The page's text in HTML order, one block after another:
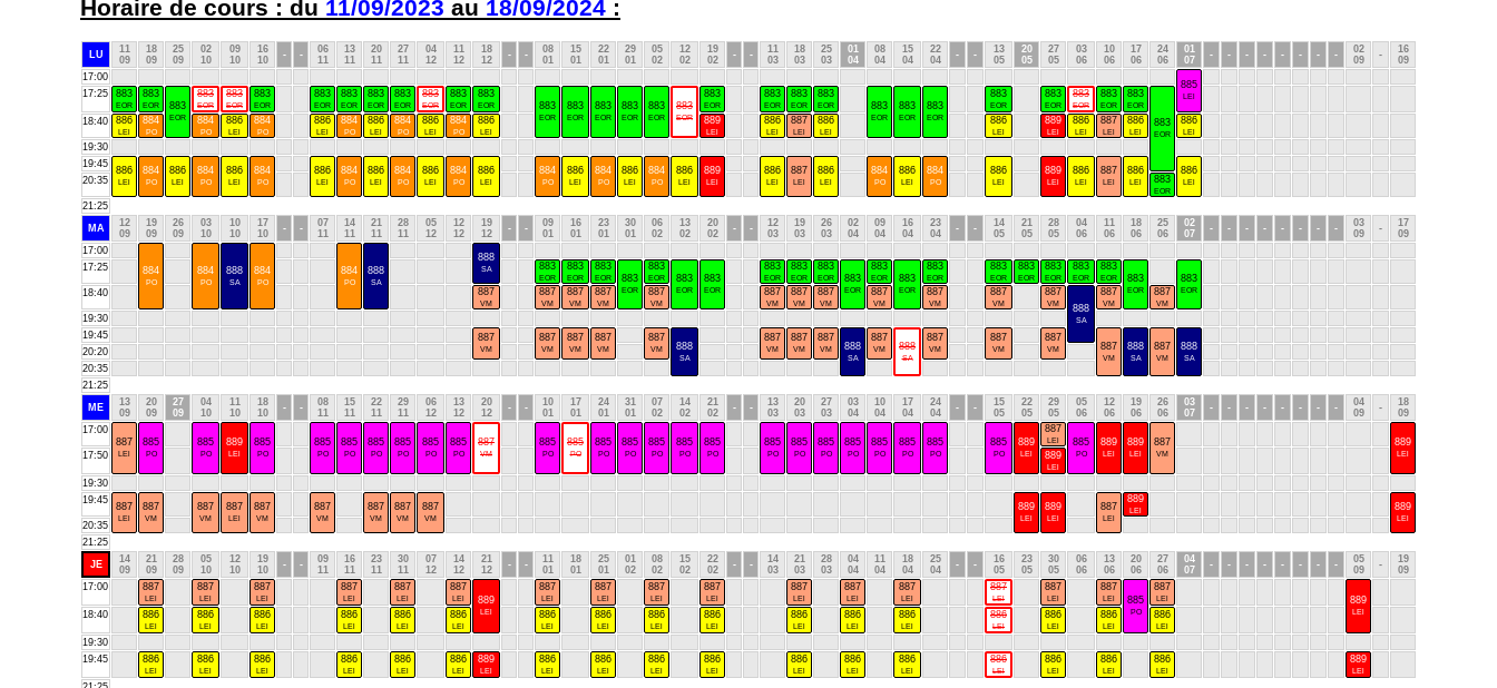
Horaire de cours : du 11/09/2023 au 18/09/2024 :
LU
11
09
18
09
25
09
02
10
09
10
16
10
- -
06
11
13
11
20
11
27
11
04
12
11
12
18
12
- -
08
01
15
01
22
01
29
01
05
02
12
02
19
02
- -
11
03
18
03
25
03
01
04
08
04
15
04
22
04
- -
13
05
20
05
27
05
03
06
10
06
17
06
24
06
01
07
- - - - - - - -
02
09
-
16
09
17:00
885
LEl
17:25 883
EOR
883
EOR 883
EOR
883
EOR
883
EOR
883
EOR
883
EOR
883
EOR
883
EOR
883
EOR
883
EOR
883
EOR
883
EOR 883
EOR
883
EOR
883
EOR
883
EOR
883
EOR
883
EOR
883
EOR
883
EOR
883
EOR
883
EOR 883
EOR
883
EOR
883
EOR
883
EOR
883
EOR
883
EOR
883
EOR
883
EOR
883
EOR
18:40 886
LEl
884
PO
884
PO
886
LEl
884
PO
886
LEl
884
PO
886
LEl
884
PO
886
LEl
884
PO
886
LEl
889
LEl
886
LEl
887
LEl
886
LEl
886
LEl
889
LEl
886
LEl
887
LEl
886
LEl
886
LEl
19:30
19:45
886
LEl
884
PO
886
LEl
884
PO
886
LEl
884
PO
886
LEl
884
PO
886
LEl
884
PO
886
LEl
884
PO
886
LEl
884
PO
886
LEl
884
PO
886
LEl
884
PO
886
LEl
889
LEl
886
LEl
887
LEl
886
LEl
884
PO
886
LEl
884
PO
886
LEl
889
LEl
886
LEl
887
LEl
886
LEl
886
LEl
20:35 883
EOR
21:25
MA
12
09
19
09
26
09
03
10
10
10
17
10
- -
07
11
14
11
21
11
28
11
05
12
12
12
19
12
- -
09
01
16
01
23
01
30
01
06
02
13
02
20
02
- -
12
03
19
03
26
03
02
04
09
04
16
04
23
04
- -
14
05
21
05
28
05
04
06
11
06
18
06
25
06
02
07
- - - - - - - -
03
09
-
17
09
17:00
884
PO
884
PO
888
SA
884
PO
884
PO
888
SA
888
SA
17:25 883
EOR
883
EOR
883
EOR 883
EOR
883
EOR 883
EOR
883
EOR
883
EOR
883
EOR
883
EOR 883
EOR
883
EOR 883
EOR
883
EOR
883
EOR
883
EOR
883
EOR
883
EOR
883
EOR 883
EOR
883
EOR
18:40 887
VM
887
VM
887
VM
887
VM
887
VM
887
VM
887
VM
887
VM
887
VM
887
VM
887
VM
887
VM 888
SA
887
VM
887
VM
19:30
19:45
887
VM
887
VM
887
VM
887
VM
887
VM 888
SA
887
VM
887
VM
887
VM 888
SA
887
VM 888
SA
887
VM
887
VM
887
VM 887
VM
888
SA
887
VM
888
SA
20:20
20:35
21:25
ME
13
09
20
09
27
09
04
10
11
10
18
10
- -
08
11
15
11
22
11
29
11
06
12
13
12
20
12
- -
10
01
17
01
24
01
31
01
07
02
14
02
21
02
- -
13
03
20
03
27
03
03
04
10
04
17
04
24
04
- -
15
05
22
05
29
05
05
06
12
06
19
06
26
06
03
07
- - - - - - - -
04
09
-
18
09
17:00
887
LEl
885
PO
885
PO
889
LEl
885
PO
885
PO
885
PO
885
PO
885
PO
885
PO
885
PO
887
VM
885
PO
885
PO
885
PO
885
PO
885
PO
885
PO
885
PO
885
PO
885
PO
885
PO
885
PO
885
PO
885
PO
885
PO
885
PO
889
LEl
887
LEl 885
PO
889
LEl
889
LEl
887
VM
889
LEl
17:50 889
LEl
19:30
19:45
887
LEl
887
VM
887
VM
887
LEl
887
VM
887
VM
887
VM
887
VM
887
VM
889
LEl
889
LEl
887
LEl
889
LEl 889
LEl
20:35
21:25
JE
14
09
21
09
28
09
05
10
12
10
19
10
- -
09
11
16
11
23
11
30
11
07
12
14
12
21
12
- -
11
01
18
01
25
01
01
02
08
02
15
02
22
02
- -
14
03
21
03
28
03
04
04
11
04
18
04
25
04
- -
16
05
23
05
30
05
06
06
13
06
20
06
27
06
04
07
- - - - - - - -
05
09
-
19
09
17:00
887
LEl
887
LEl
887
LEl
887
LEl
887
LEl
887
LEl 889
LEl
887
LEl
887
LEl
887
LEl
887
LEl
887
LEl
887
LEl
887
LEl
887
LEl
887
LEl
887
LEl 885
PO
887
LEl 889
LEl
18:40 886
LEl
886
LEl
886
LEl
886
LEl
886
LEl
886
LEl
886
LEl
886
LEl
886
LEl
886
LEl
886
LEl
886
LEl
886
LEl
886
LEl
886
LEl
886
LEl
886
LEl
19:30
19:45
886
LEl
886
LEl
886
LEl
886
LEl
886
LEl
886
LEl
889
LEl
886
LEl
886
LEl
886
LEl
886
LEl
886
LEl
886
LEl
886
LEl
886
LEl
886
LEl
886
LEl
886
LEl
889
LEl